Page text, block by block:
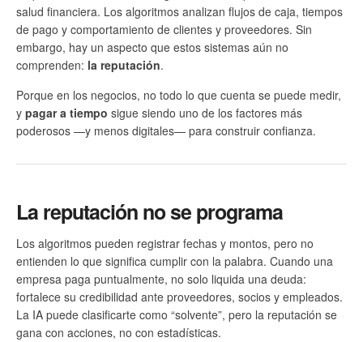
salud financiera. Los algoritmos analizan flujos de caja, tiempos
de pago y comportamiento de clientes y proveedores. Sin
embargo, hay un aspecto que estos sistemas aún no
comprenden: la reputación.
Porque en los negocios, no todo lo que cuenta se puede medir,
y pagar a tiempo sigue siendo uno de los factores más
poderosos —y menos digitales— para construir confianza.
La reputación no se programa
Los algoritmos pueden registrar fechas y montos, pero no
entienden lo que significa cumplir con la palabra. Cuando una
empresa paga puntualmente, no solo liquida una deuda:
fortalece su credibilidad ante proveedores, socios y empleados.
La IA puede clasificarte como “solvente”, pero la reputación se
gana con acciones, no con estadísticas.